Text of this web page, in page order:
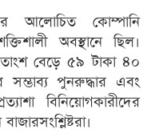
আলোচিত কোম্পানি
অবস্থানে ছিল।
বেড়ে ৫৯ টাকা ৪০
সম্ভাব্য পুনরুদ্ধার এবং
বিনিয়োগকারীদের